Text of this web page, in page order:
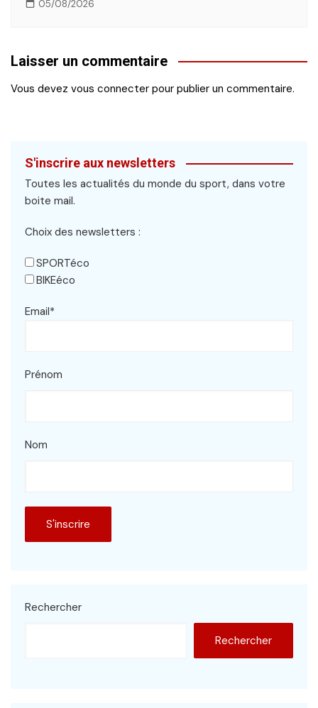
05/08/2026
Laisser un commentaire
Vous devez vous connecter pour publier un commentaire.
S'inscrire aux newsletters
Toutes les actualités du monde du sport, dans votre
boite mail.
Choix des newsletters :
SPORTéco
BIKEéco
Email*
Prénom
Nom
Rechercher
Rechercher